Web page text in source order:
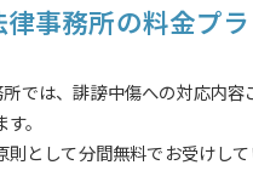
事務所の料金プ
では、誹謗中傷への対応内容
。
として分間無料でお受けして